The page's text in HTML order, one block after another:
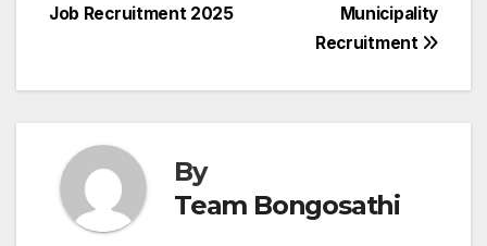
Municipality
Recruitment
Job Recruitment 2025
By
Team Bongosathi